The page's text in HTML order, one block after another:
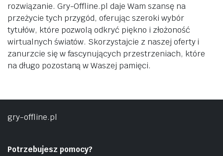
rozwiązanie. Gry-Offline.pl daje Wam szansę na
przeżycie tych przygód, oferując szeroki wybór
tytułów, które pozwolą odkryć piękno i złożoność
wirtualnych światów. Skorzystajcie z naszej oferty i
zanurzcie się w fascynujących przestrzeniach, które
na długo pozostaną w Waszej pamięci.
gry-offline.pl
Potrzebujesz pomocy?